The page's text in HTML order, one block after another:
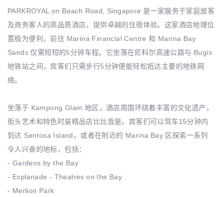
PARKROYAL on Beach Road, Singapore 是一家服务于家庭旅客
及商务客人的高品质酒店，提供卓越的住宿体验。这家酒店地理位
置极为便利，前往 Marina Financial Centre 和 Marina Bay
Sands 仅需短短的5分钟车程。它坐落在尼科尔高速公路与 Bugis
地铁站之间，宾客们只需步行5分钟便能轻松抵达主要的地铁网
络。
坐落于 Kampong Glam 地区，酒店周围环绕着丰富的文化遗产，
街头艺术和特色时装精品店比比皆是。宾客们可以驾车15分钟内
到达 Sentosa Island，或者在附近的 Marina Bay 区探索一系列
令人兴奋的地标，包括：
- Gardens by the Bay
- Esplanade - Theatres on the Bay
- Merlion Park